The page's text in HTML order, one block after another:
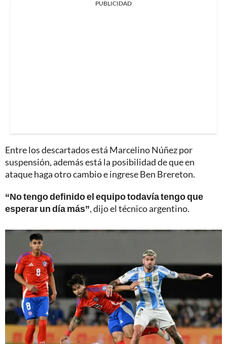
PUBLICIDAD
Entre los descartados está Marcelino Núñez por
suspensión, además está la posibilidad de que en
ataque haga otro cambio e ingrese Ben Brereton.
“No tengo definido el equipo todavía tengo que
esperar un día más”, dijo el técnico argentino.